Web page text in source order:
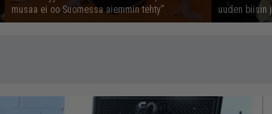
musaa ei oo Suomessa aiemmin tehty”
uuden biisin